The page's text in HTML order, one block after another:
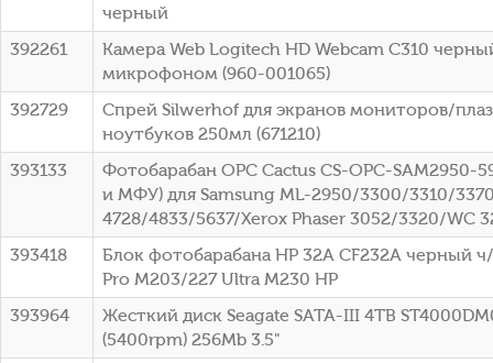
черный
392261
Камера Web Logitech HD Webcam C310
микрофоном (960-001065)
392729
Спрей Silwerhof для экранов мониторов/
ноутбуков 250мл (671210)
393133
Фотобарабан OPC Cactus CS-OPC-
и МФУ) для Samsung ML-2950/3300/3310/
4728/4833/5637/Xerox Phaser 3052/3320/WC
393418
Блок фотобарабана HP 32A CF232A черный
Pro M203/227 Ultra M230 HP
393964
Жесткий диск Seagate SATA-III 4TB
(5400rpm) 256Mb 3.5"